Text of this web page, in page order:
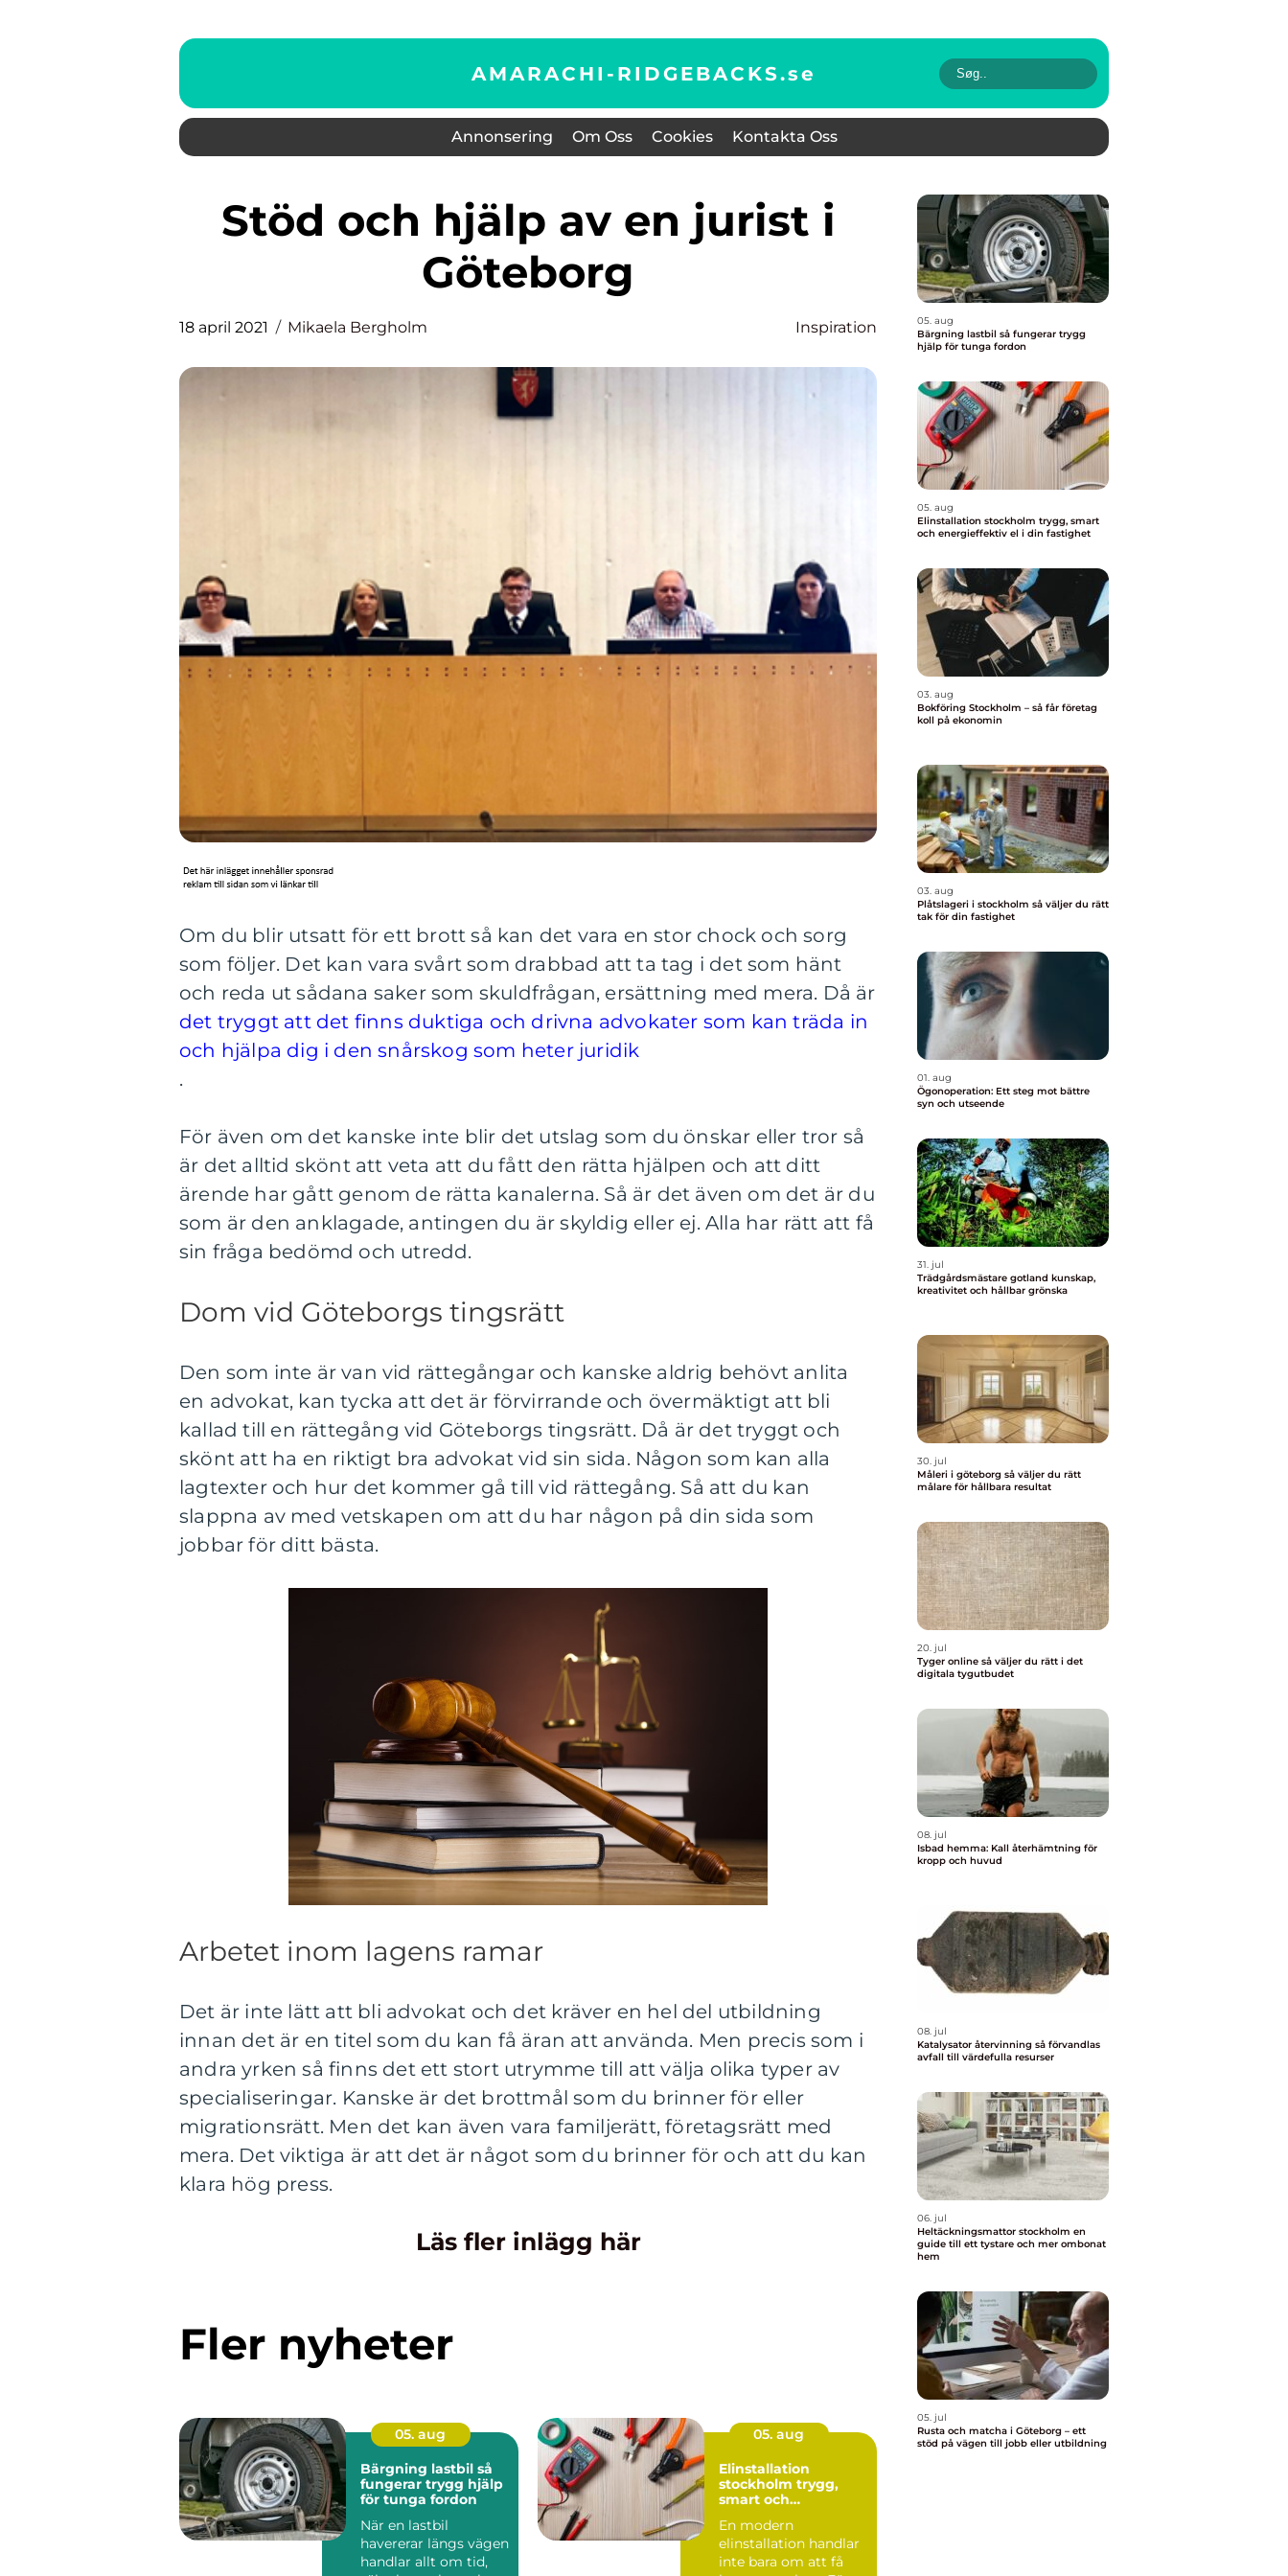
AMARACHI-RIDGEBACKS.se
Annonsering Om Oss Cookies Kontakta Oss
Stöd och hjälp av en jurist i
Göteborg
18 april 2021 Mikaela Bergholm Inspiration
Om du blir utsatt för ett brott så kan det vara en stor chock och sorg
som följer. Det kan vara svårt som drabbad att ta tag i det som hänt
och reda ut sådana saker som skuldfrågan, ersättning med mera. Då är
det tryggt att det finns duktiga och drivna advokater som kan träda in
och hjälpa dig i den snårskog som heter juridik
.
För även om det kanske inte blir det utslag som du önskar eller tror så
är det alltid skönt att veta att du fått den rätta hjälpen och att ditt
ärende har gått genom de rätta kanalerna. Så är det även om det är du
som är den anklagade, antingen du är skyldig eller ej. Alla har rätt att få
sin fråga bedömd och utredd.
Dom vid Göteborgs tingsrätt
Den som inte är van vid rättegångar och kanske aldrig behövt anlita
en advokat, kan tycka att det är förvirrande och övermäktigt att bli
kallad till en rättegång vid Göteborgs tingsrätt. Då är det tryggt och
skönt att ha en riktigt bra advokat vid sin sida. Någon som kan alla
lagtexter och hur det kommer gå till vid rättegång. Så att du kan
slappna av med vetskapen om att du har någon på din sida som
jobbar för ditt bästa.
Arbetet inom lagens ramar
Det är inte lätt att bli advokat och det kräver en hel del utbildning
innan det är en titel som du kan få äran att använda. Men precis som i
andra yrken så finns det ett stort utrymme till att välja olika typer av
specialiseringar. Kanske är det brottmål som du brinner för eller
migrationsrätt. Men det kan även vara familjerätt, företagsrätt med
mera. Det viktiga är att det är något som du brinner för och att du kan
klara hög press.
Läs fler inlägg här
Fler nyheter
05. aug
Bärgning lastbil så
fungerar trygg hjälp
för tunga fordon
När en lastbil
havererar längs vägen
handlar allt om tid,
05. aug
Elinstallation
stockholm trygg,
smart och
din fastighet
En modern
elinstallation handlar
inte bara om att få
05. aug
Bärgning lastbil så fungerar trygg
hjälp för tunga fordon
05. aug
Elinstallation stockholm trygg, smart
och energieffektiv el i din fastighet
03. aug
Bokföring Stockholm – så får företag
koll på ekonomin
03. aug
Plåtslageri i stockholm så väljer du rätt
tak för din fastighet
01. aug
Ögonoperation: Ett steg mot bättre
syn och utseende
31. jul
Trädgårdsmästare gotland kunskap,
kreativitet och hållbar grönska
30. jul
Måleri i göteborg så väljer du rätt
målare för hållbara resultat
20. jul
Tyger online så väljer du rätt i det
digitala tygutbudet
08. jul
Isbad hemma: Kall återhämtning för
kropp och huvud
08. jul
Katalysator återvinning så förvandlas
avfall till värdefulla resurser
06. jul
Heltäckningsmattor stockholm en
guide till ett tystare och mer ombonat
hem
05. jul
Rusta och matcha i Göteborg – ett
stöd på vägen till jobb eller utbildning